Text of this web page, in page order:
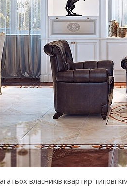
власників квартир типові